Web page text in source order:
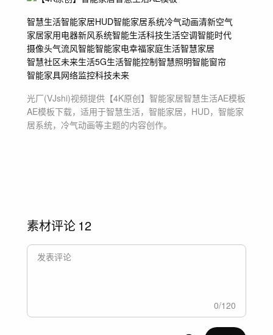
智慧生活智能家居HUD智能家居系统冷气动画清新空气
家居家用电器新风系统智能生活科技生活空调智能时代
摄像头气流风智能智能家电幸福家庭生活智慧家居
智慧社区未来生活5G生活智能控制智慧照明智能窗帘
智能家具网络监控科技未来
光厂(VJshi)视频提供 【4K原创】智能家居智慧生活AE模板
AE模板下载，适用于智慧生活，智能家居，HUD，智能家
居系统，冷气动画等主题的内容创作。
素材评论 12
0/120